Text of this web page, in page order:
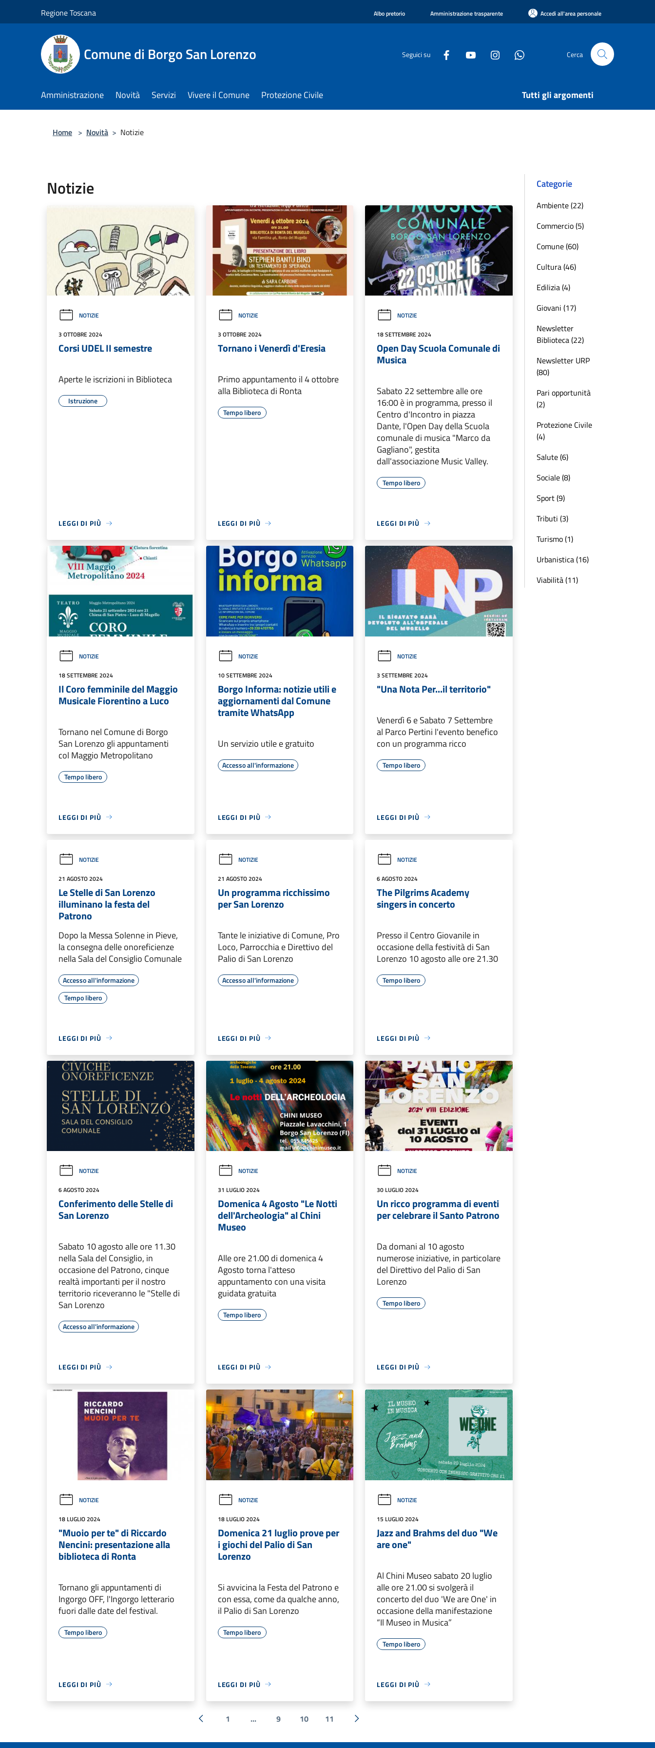
Regione Toscana Albo pretorio Amministrazione trasparente Accedi all'area personale
Comune di Borgo San Lorenzo Seguici su Cerca
Amministrazione Novità Servizi Vivere il Comune Protezione Civile Tutti gli argomenti
Home > Novità > Notizie
Notizie
NOTIZIE
3 OTTOBRE 2024
Corsi UDEL II semestre
Aperte le iscrizioni in Biblioteca
Istruzione
LEGGI DI PIÙ
NOTIZIE
3 OTTOBRE 2024
Tornano i Venerdì d'Eresia
Primo appuntamento il 4 ottobre
alla Biblioteca di Ronta
Tempo libero
LEGGI DI PIÙ
NOTIZIE
18 SETTEMBRE 2024
Open Day Scuola Comunale di
Musica
Sabato 22 settembre alle ore
16:00 è in programma, presso il
Centro d'Incontro in piazza
Dante, l'Open Day della Scuola
comunale di musica "Marco da
Gagliano", gestita
dall'associazione Music Valley.
Tempo libero
LEGGI DI PIÙ
NOTIZIE
18 SETTEMBRE 2024
Il Coro femminile del Maggio
Musicale Fiorentino a Luco
Tornano nel Comune di Borgo
San Lorenzo gli appuntamenti
col Maggio Metropolitano
Tempo libero
LEGGI DI PIÙ
NOTIZIE
10 SETTEMBRE 2024
Borgo Informa: notizie utili e
aggiornamenti dal Comune
tramite WhatsApp
Un servizio utile e gratuito
Accesso all'informazione
LEGGI DI PIÙ
NOTIZIE
3 SETTEMBRE 2024
"Una Nota Per...il territorio"
Venerdì 6 e Sabato 7 Settembre
al Parco Pertini l'evento benefico
con un programma ricco
Tempo libero
LEGGI DI PIÙ
NOTIZIE
21 AGOSTO 2024
Le Stelle di San Lorenzo
illuminano la festa del
Patrono
Dopo la Messa Solenne in Pieve,
la consegna delle onoreficienze
nella Sala del Consiglio Comunale
Accesso all'informazione
Tempo libero
LEGGI DI PIÙ
NOTIZIE
21 AGOSTO 2024
Un programma ricchissimo
per San Lorenzo
Tante le iniziative di Comune, Pro
Loco, Parrocchia e Direttivo del
Palio di San Lorenzo
Accesso all'informazione
LEGGI DI PIÙ
NOTIZIE
6 AGOSTO 2024
The Pilgrims Academy
singers in concerto
Presso il Centro Giovanile in
occasione della festività di San
Lorenzo 10 agosto alle ore 21.30
Tempo libero
LEGGI DI PIÙ
NOTIZIE
6 AGOSTO 2024
Conferimento delle Stelle di
San Lorenzo
Sabato 10 agosto alle ore 11.30
nella Sala del Consiglio, in
occasione del Patrono, cinque
realtà importanti per il nostro
territorio riceveranno le "Stelle di
San Lorenzo
Accesso all'informazione
LEGGI DI PIÙ
NOTIZIE
31 LUGLIO 2024
Domenica 4 Agosto "Le Notti
dell'Archeologia" al Chini
Museo
Alle ore 21.00 di domenica 4
Agosto torna l'atteso
appuntamento con una visita
guidata gratuita
Tempo libero
LEGGI DI PIÙ
NOTIZIE
30 LUGLIO 2024
Un ricco programma di eventi
per celebrare il Santo Patrono
Da domani al 10 agosto
numerose iniziative, in particolare
del Direttivo del Palio di San
Lorenzo
Tempo libero
LEGGI DI PIÙ
NOTIZIE
18 LUGLIO 2024
"Muoio per te" di Riccardo
Nencini: presentazione alla
biblioteca di Ronta
Tornano gli appuntamenti di
Ingorgo OFF, l'Ingorgo letterario
fuori dalle date del festival.
Tempo libero
LEGGI DI PIÙ
NOTIZIE
18 LUGLIO 2024
Domenica 21 luglio prove per
i giochi del Palio di San
Lorenzo
Si avvicina la Festa del Patrono e
con essa, come da qualche anno,
il Palio di San Lorenzo
Tempo libero
LEGGI DI PIÙ
NOTIZIE
15 LUGLIO 2024
Jazz and Brahms del duo "We
are one"
Al Chini Museo sabato 20 luglio
alle ore 21.00 si svolgerà il
concerto del duo 'We are One' in
occasione della manifestazione
“Il Museo in Musica”
Tempo libero
LEGGI DI PIÙ
« Precedente
1 ... 9 10 11
Successiva »
Categorie
Ambiente (22)
Commercio (5)
Comune (60)
Cultura (46)
Edilizia (4)
Giovani (17)
Newsletter
Biblioteca (22)
Newsletter URP
(80)
Pari opportunità
(2)
Protezione Civile
(4)
Salute (6)
Sociale (8)
Sport (9)
Tributi (3)
Turismo (1)
Urbanistica (16)
Viabilità (11)